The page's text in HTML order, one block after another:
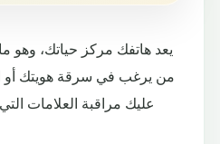
يعد هاتفك مركز حياتك، وهو
من يرغب في سرقة هويتك أو
عليك مراقبة العلامات